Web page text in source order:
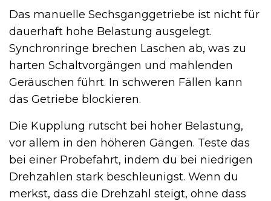
Das manuelle Sechsganggetriebe ist nicht für
dauerhaft hohe Belastung ausgelegt.
Synchronringe brechen Laschen ab, was zu
harten Schaltvorgängen und mahlenden
Geräuschen führt. In schweren Fällen kann
das Getriebe blockieren.
Die Kupplung rutscht bei hoher Belastung,
vor allem in den höheren Gängen. Teste das
bei einer Probefahrt, indem du bei niedrigen
Drehzahlen stark beschleunigst. Wenn du
merkst, dass die Drehzahl steigt, ohne dass